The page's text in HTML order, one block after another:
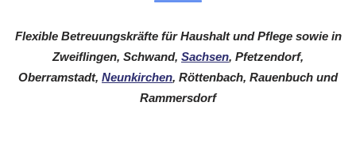
Flexible Betreuungskräfte für Haushalt und Pflege sowie in
Zweiflingen, Schwand, Sachsen, Pfetzendorf,
Oberramstadt, Neunkirchen, Röttenbach, Rauenbuch und
Rammersdorf